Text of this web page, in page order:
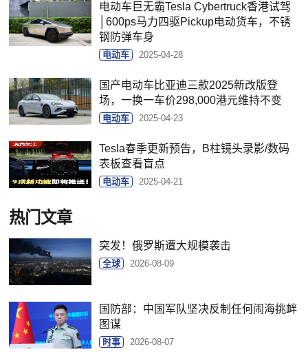
电动车巨无霸Tesla Cybertruck香港试驾
│600ps马力四驱Pickup电动货车，不锈
钢防弹车身
电动车 2025-04-28
国产电动车比亚迪三款2025新改版登
场，一换一车价298,000港元维持不变
电动车 2025-04-23
Tesla春季更新预告，B柱镜头录影/数码
表板查看盲点
电动车 2025-04-21
热门文章
突发！俄罗斯遭大规模袭击
全球 2026-08-09
国防部：中国军队坚决反制任何闹海挑衅
图谋
时事 2026-08-07